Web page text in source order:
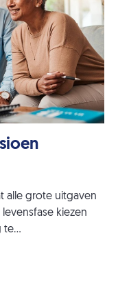
alle grote uitgaven
kiezen
te...